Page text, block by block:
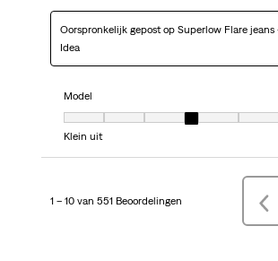
Oorspronkelijk gepost op Superlow Flare jeans
Idea
Model
Model, 4 van 7, waarbij 1 gelijk is aan Klein uit
Klein uit
1 – 10 van 551 Beoordelingen